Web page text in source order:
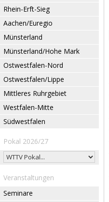
Rhein-Erft-Sieg
Aachen/Euregio
Münsterland
Münsterland/Hohe Mark
Ostwestfalen-Nord
Ostwestfalen/Lippe
Mittleres Ruhrgebiet
Westfalen-Mitte
Südwestfalen
Pokal 2026/27
Veranstaltungen
Seminare